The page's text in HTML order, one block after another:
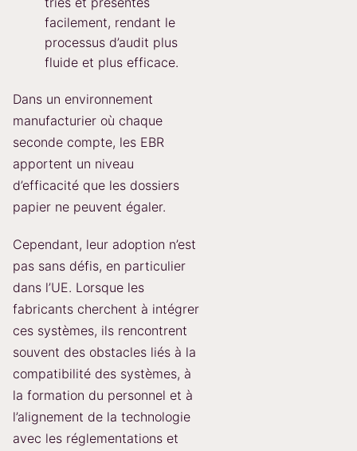
facilement, rendant le
processus d’audit plus
fluide et plus efficace.
Dans un environnement
manufacturier où chaque
seconde compte, les EBR
apportent un niveau
d’efficacité que les dossiers
papier ne peuvent égaler.
Cependant, leur adoption n’est
pas sans défis, en particulier
dans l’UE. Lorsque les
fabricants cherchent à intégrer
ces systèmes, ils rencontrent
souvent des obstacles liés à la
compatibilité des systèmes, à
la formation du personnel et à
l’alignement de la technologie
avec les réglementations et